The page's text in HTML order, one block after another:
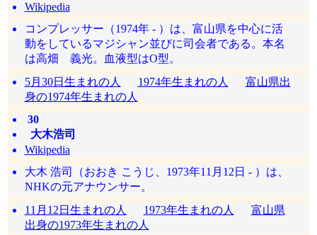
Wikipedia
コンプレッサー（1974年 - ）は、富山県を中心に活
動をしているマジシャン並びに司会者である。本名
は高畑 義光。血液型はO型。
5月30日生まれの人
1974年生まれの人
富山県出
身の1974年生まれの人
30
大木浩司
Wikipedia
大木 浩司（おおき こうじ、1973年11月12日 - ）は、
NHKの元アナウンサー。
11月12日生まれの人
1973年生まれの人
富山県
出身の1973年生まれの人